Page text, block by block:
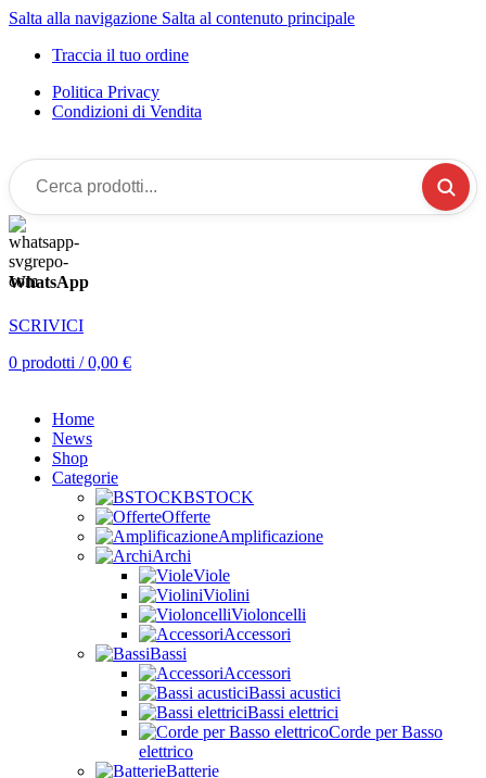
Salta alla navigazione Salta al contenuto principale
Traccia il tuo ordine
Politica Privacy
Condizioni di Vendita
Cerca
prodotti...
WhatsApp
SCRIVICI
0 prodotti / 0,00 €
Home
News
Shop
Categorie
BSTOCK
Offerte
Amplificazione
Archi
Viole
Violini
Violoncelli
Accessori
Bassi
Accessori
Bassi acustici
Bassi elettrici
Corde per Basso
elettrico
Batterie